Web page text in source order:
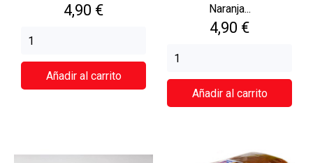
Precio
4,90 €
Añadir al carrito
Naranja...
Precio
4,90 €
Añadir al carrito